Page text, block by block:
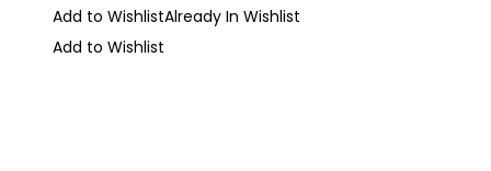
Add to WishlistAlready In Wishlist
Add to Wishlist